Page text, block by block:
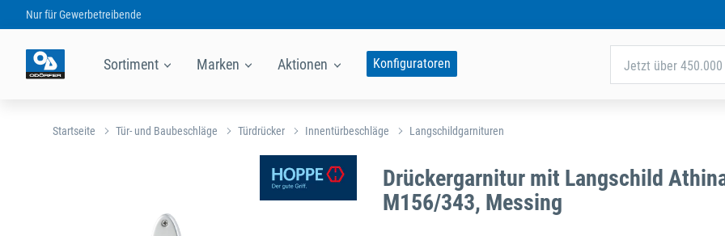
Nur fürGewerbetreibende
Sortiment Marken Aktionen Konfiguratoren Jetzt über
Startseite Tür- und Baubeschläge Türdrücker Innentürbeschläge Langschildgarnituren
Drückergarnitur mit Langschild
M156/343, Messing